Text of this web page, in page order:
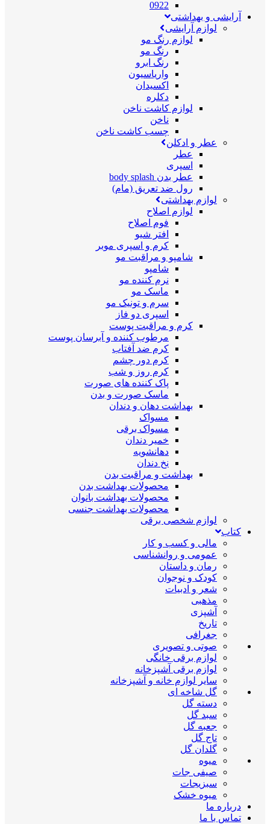
0922
آرایشی و بهداشتی
لوازم آرایشی
لوازم رنگ مو
رنگ مو
رنگ ابرو
واریاسیون
اکسیدان
دکلره
لوازم کاشت ناخن
ناخن
چسب کاشت ناخن
عطر و ادکلن
عطر
اسپری
عطر بدن body splash
رول ضد تعریق (مام)
لوازم بهداشتی
لوازم اصلاح
فوم اصلاح
افتر شیو
کرم و اسپری موبر
شامپو و مراقبت مو
شامپو
نرم کننده مو
ماسک مو
سرم و تونیک مو
اسپری دو فاز
کرم و مراقبت پوست
مرطوب کننده و آبرسان پوست
کرم ضد آفتاب
کرم دور چشم
کرم روز و شب
پاک کننده های صورت
ماسک صورت و بدن
بهداشت دهان و دندان
مسواک
مسواک برقی
خمیر دندان
دهانشویه
نخ دندان
بهداشت و مراقبت بدن
محصولات بهداشت بدن
محصولات بهداشت بانوان
محصولات بهداشت جنسی
لوازم شخصی برقی
کتاب
مالی و کسب و کار
عمومی و روانشناسی
رمان و داستان
کودک و نوجوان
شعر و ادبیات
مذهبی
آشپزی
تاریخ
جغرافی
صوتی و تصویری
لوازم برقی خانگی
لوازم برقی آشپزخانه
سایر لوازم خانه و آشپزخانه
گل شاخه ای
دسته گل
سبد گل
جعبه گل
تاج گل
گلدان گل
میوه
صیفی جات
سبزیجات
میوه خشک
درباره ما
تماس با ما